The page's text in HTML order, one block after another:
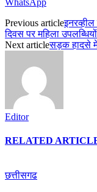
Previous article
दिवस पर महिला
Next articleसड़क हादसे में
Editor
RELATED
छत्तीसगढ